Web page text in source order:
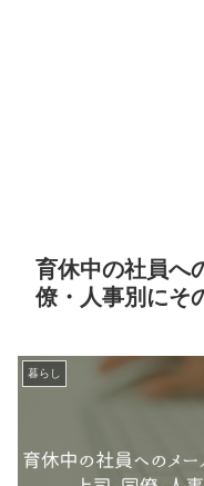
育休中の社員へ
僚・人事別にそ
暮らし